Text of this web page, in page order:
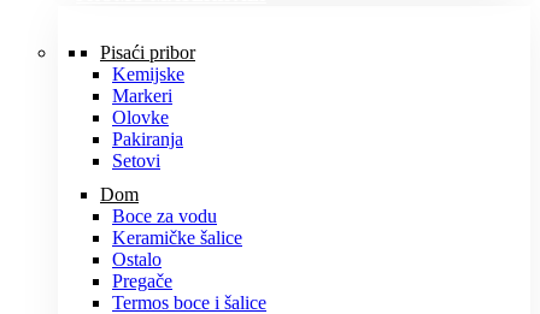
Pisaći pribor
Kemijske
Markeri
Olovke
Pakiranja
Setovi
Dom
Boce za vodu
Keramičke šalice
Ostalo
Pregače
Termos boce i šalice